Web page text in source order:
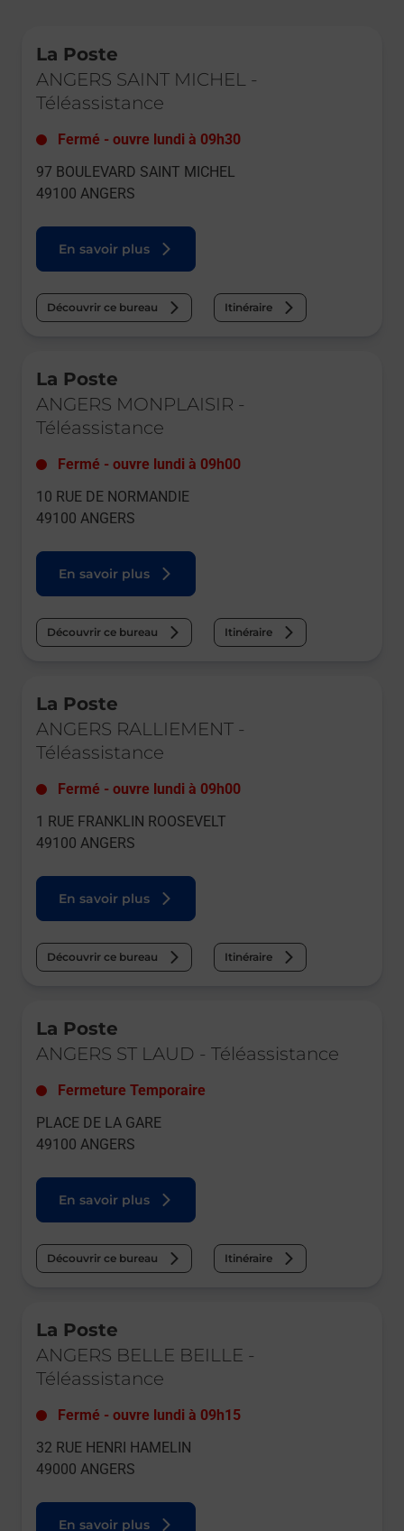
La Poste
ANGERS SAINT MICHEL -
Téléassistance
Fermé - ouvre lundi à 09h30
97 BOULEVARD SAINT MICHEL
49100 ANGERS
En savoir plus
Découvrir ce bureau Itinéraire
La Poste
ANGERS MONPLAISIR -
Téléassistance
Fermé - ouvre lundi à 09h00
10 RUE DE NORMANDIE
49100 ANGERS
En savoir plus
Découvrir ce bureau Itinéraire
La Poste
ANGERS RALLIEMENT -
Téléassistance
Fermé - ouvre lundi à 09h00
1 RUE FRANKLIN ROOSEVELT
49100 ANGERS
En savoir plus
Découvrir ce bureau Itinéraire
La Poste
ANGERS ST LAUD - Téléassistance
Fermeture Temporaire
PLACE DE LA GARE
49100 ANGERS
En savoir plus
Découvrir ce bureau Itinéraire
La Poste
ANGERS BELLE BEILLE -
Téléassistance
Fermé - ouvre lundi à 09h15
32 RUE HENRI HAMELIN
49000 ANGERS
En savoir plus